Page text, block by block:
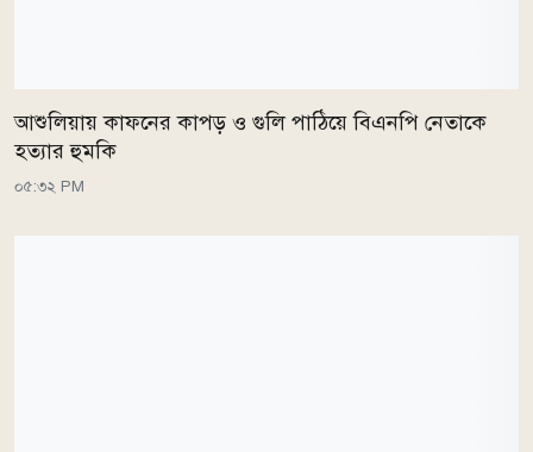
আশুলিয়ায় কাফনের কাপড় ও গুলি পাঠিয়ে বিএনপি নেতাকে
হত্যার হুমকি
০৫:৩২ PM